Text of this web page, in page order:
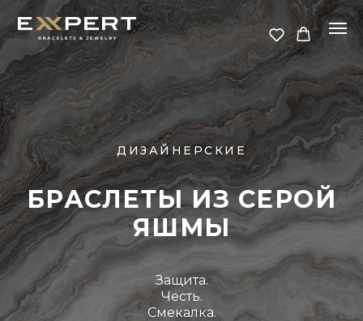
ДИЗАЙНЕРСКИЕ
БРАСЛЕТЫ ИЗ СЕРОЙ
ЯШМЫ
Защита.
Честь.
Смекалка.